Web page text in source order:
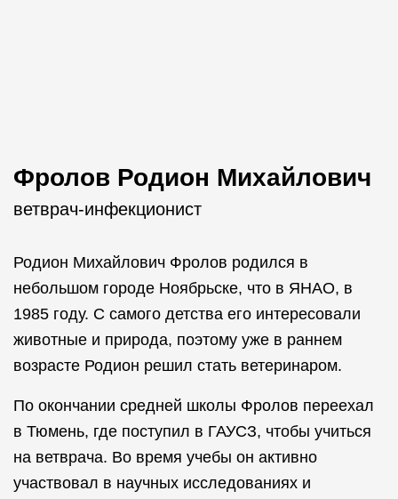
Фролов Родион Михайлович
ветврач-инфекционист
Родион Михайлович Фролов родился в
небольшом городе Ноябрьске, что в ЯНАО, в
1985 году. С самого детства его интересовали
животные и природа, поэтому уже в раннем
возрасте Родион решил стать ветеринаром.
По окончании средней школы Фролов переехал
в Тюмень, где поступил в ГАУСЗ, чтобы учиться
на ветврача. Во время учебы он активно
участвовал в научных исследованиях и